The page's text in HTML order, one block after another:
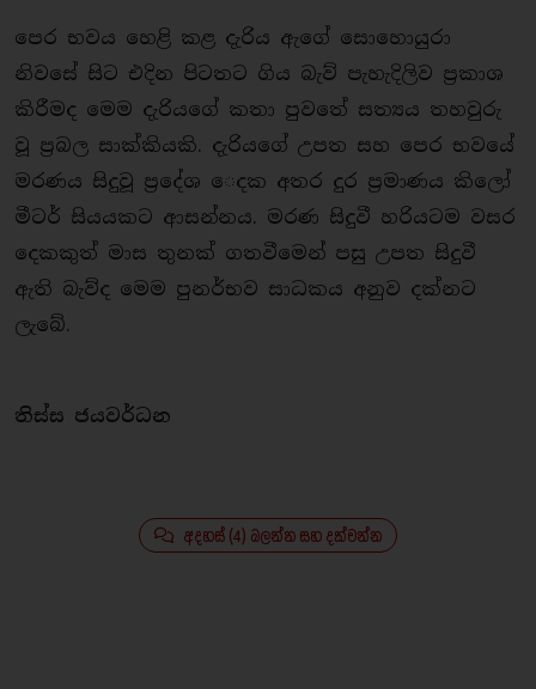
පෙර භවය හෙළි කළ දැරිය ඇගේ සොහොයුරා
නිවසේ සිට එදින පිටතට ගිය බැව් පැහැදිලිව ප්‍රකාශ
කිරීමද මෙම දැරියගේ කතා පුවතේ සත්‍යය තහවුරු
වූ ප්‍රබල සාක්කියකි. දැරියගේ උපත සහ පෙර භවයේ
මරණය සිදුවූ ප්‍රදේශ ​ෙදක අතර දුර ප්‍රමාණය කිලෝ
මීටර් සියයකට ආසන්නය. මරණ සිදුවී හරියටම වසර
දෙකකුත් මාස තුනක් ගතවීමෙන් පසු උපත සිදුවී
ඇති බැව්ද මෙම පුනර්භව සාධකය අනුව දක්නට
ලැබේ.
තිස්ස ජයවර්ධන
අදහස් (4) බලන්න සහ දක්වන්න